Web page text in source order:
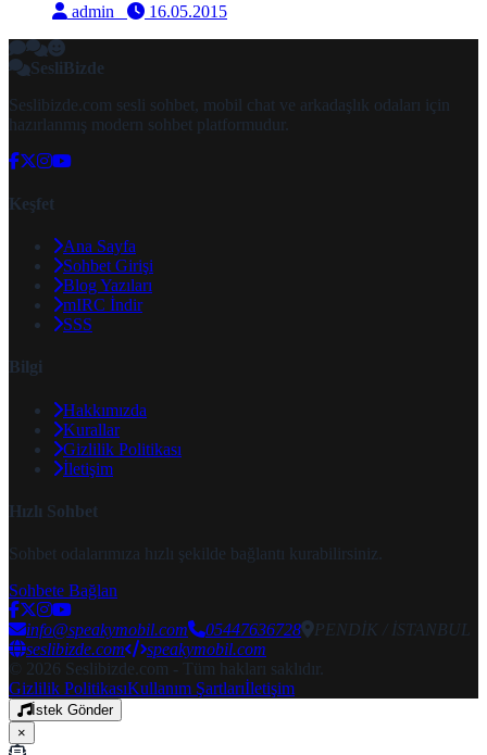
admin
16.05.2015
SesliBizde
Seslibizde.com sesli sohbet, mobil chat ve arkadaşlık odaları için
hazırlanmış modern sohbet platformudur.
Keşfet
Ana Sayfa
Sohbet Girişi
Blog Yazıları
mIRC İndir
SSS
Bilgi
Hakkımızda
Kurallar
Gizlilik Politikası
İletişim
Hızlı Sohbet
Sohbet odalarımıza hızlı şekilde bağlantı kurabilirsiniz.
Sohbete Bağlan
info@speakymobil.com 05447636728
PENDİK / İSTANBUL
seslibizde.com
speakymobil.com
© 2026 Seslibizde.com - Tüm hakları saklıdır.
Gizlilik PolitikasıKullanım Şartlarıİletişim
İstek Gönder
×